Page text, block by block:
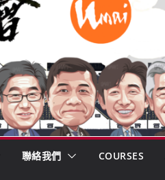
聯絡我們 COURSES